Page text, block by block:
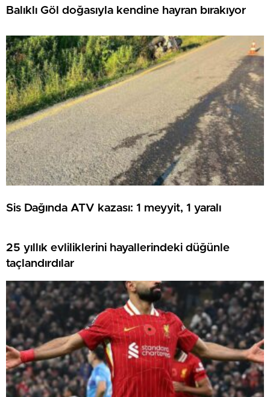
Balıklı Göl doğasıyla kendine hayran bırakıyor
Sis Dağında ATV kazası: 1 meyyit, 1 yaralı
25 yıllık evliliklerini hayallerindeki düğünle
taçlandırdılar